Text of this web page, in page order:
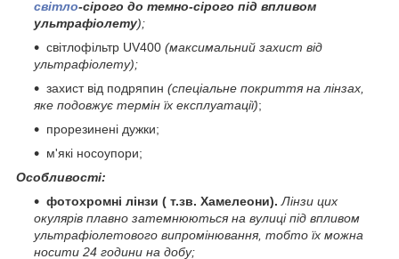
світло-сірого до темно-сірого під впливом
ультрафіолету);
світлофільтр UV400 (максимальний захист від
ультрафіолету);
захист від подряпин (спеціальне покриття на лінзах,
яке подовжує термін їх експлуатації);
прорезинені дужки;
м'які носоупори;
Особливості:
фотохромні лінзи ( т.зв. Хамелеони). Лінзи цих
окулярів плавно затемнюються на вулиці під впливом
ультрафіолетового випромінювання, тобто їх можна
носити 24 години на добу;